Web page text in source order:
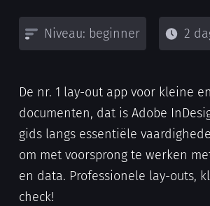
Niveau: beginner 2
De nr. 1 lay-out app voor kleine
documenten, dat is Adobe
gids langs essentiële
om met voorsprong te werken
en data. Professionele lay-outs,
check!